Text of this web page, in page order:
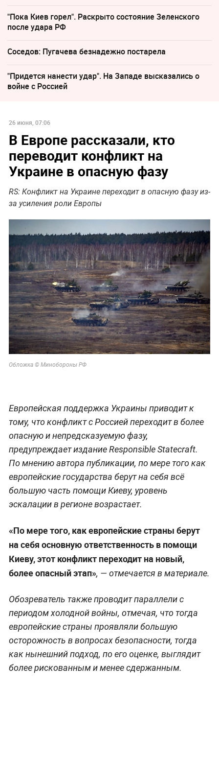
"Пока Киев горел". Раскрыто состояние Зеленского
после удара РФ
Соседов: Пугачева безнадежно постарела
"Придется нанести удар". На Западе высказались о
войне с Россией
26 июня, 07:06
В Европе рассказали, кто
переводит конфликт на
Украине в опасную фазу
RS: Конфликт на Украине переходит в опасную фазу из-
за усиления роли Европы
Обложка © Минобороны РФ
Европейская поддержка Украины приводит к
тому, что конфликт с Россией переходит в более
опасную и непредсказуемую фазу,
предупреждает издание Responsible Statecraft.
По мнению автора публикации, по мере того как
европейские государства берут на себя всё
большую часть помощи Киеву, уровень
эскалации в регионе возрастает.
«По мере того, как европейские страны берут
на себя основную ответственность в помощи
Киеву, этот конфликт переходит на новый,
более опасный этап», — отмечается в материале.
Обозреватель также проводит параллели с
периодом холодной войны, отмечая, что тогда
европейские страны проявляли большую
осторожность в вопросах безопасности, тогда
как нынешний подход, по его оценке, выглядит
более рискованным и менее сдержанным.